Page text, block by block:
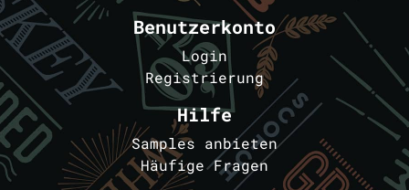
Benutzerkonto
Login
Registrierung
Hilfe
Samples anbieten
Häufige Fragen